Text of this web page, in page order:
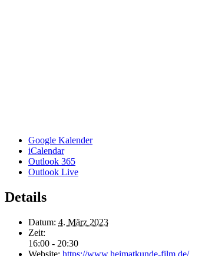
Google Kalender
iCalendar
Outlook 365
Outlook Live
Details
Datum: 4. März 2023
Zeit:
16:00 - 20:30
Website: https://www.heimatkunde-film.de/